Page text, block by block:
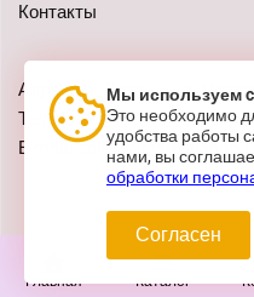
Главная Каталог
Контакты
Адреса: г. Казань, ул.
Телефон:+7 (962) 555-41-02
E-mail:
Мы используем
Это необходимо
удобства работы
нами, вы
обработки
Согласен